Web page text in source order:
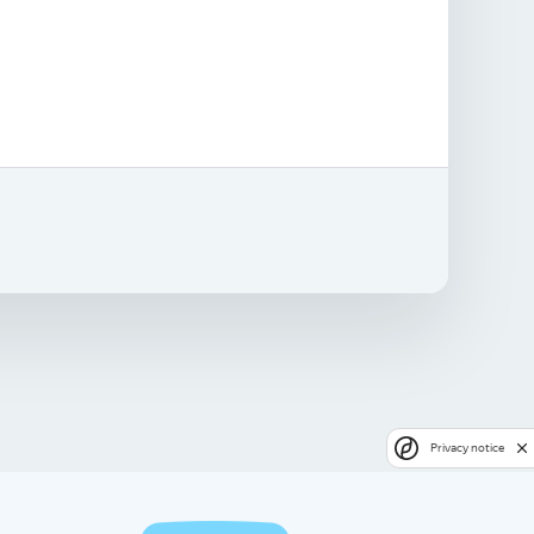
Privacy notice